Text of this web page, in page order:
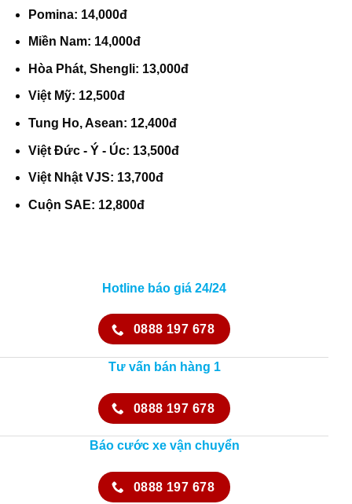
Pomina: 14,000đ
Miền Nam: 14,000đ
Hòa Phát, Shengli: 13,000đ
Việt Mỹ: 12,500đ
Tung Ho, Asean: 12,400đ
Việt Đức - Ý - Úc: 13,500đ
Việt Nhật VJS: 13,700đ
Cuộn SAE: 12,800đ
Hotline báo giá 24/24
0888 197 678
Tư vấn bán hàng 1
0888 197 678
Báo cước xe vận chuyển
0888 197 678